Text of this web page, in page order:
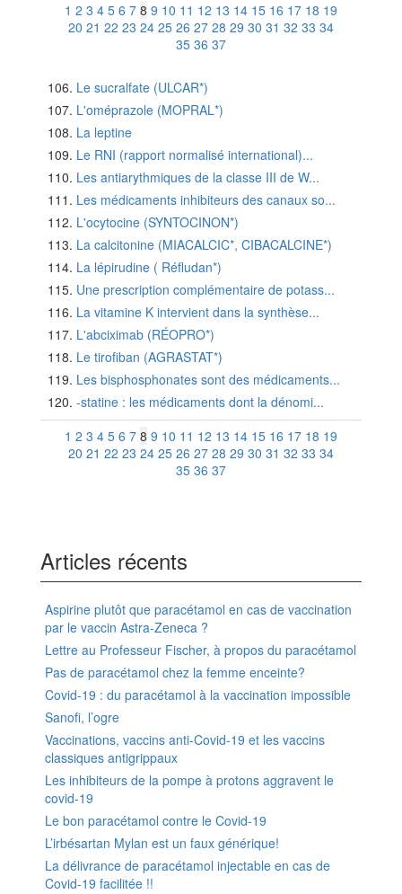
1 2 3 4 5 6 7 8 9 10 11 12 13 14 15 16 17 18 19
20 21 22 23 24 25 26 27 28 29 30 31 32 33 34
35 36 37
Le sucralfate (ULCAR*)
L'oméprazole (MOPRAL*)
La leptine
Le RNI (rapport normalisé international)...
Les antiarythmiques de la classe III de W...
Les médicaments inhibiteurs des canaux so...
L'ocytocine (SYNTOCINON*)
La calcitonine (MIACALCIC*, CIBACALCINE*)
La lépirudine ( Réfludan*)
Une prescription complémentaire de potass...
La vitamine K intervient dans la synthèse...
L'abciximab (RÉOPRO*)
Le tirofiban (AGRASTAT*)
Les bisphosphonates sont des médicaments...
-statine : les médicaments dont la dénomi...
1 2 3 4 5 6 7 8 9 10 11 12 13 14 15 16 17 18 19
20 21 22 23 24 25 26 27 28 29 30 31 32 33 34
35 36 37
Articles récents
Aspirine plutôt que paracétamol en cas de vaccination
par le vaccin Astra-Zeneca ?
Lettre au Professeur Fischer, à propos du paracétamol
Pas de paracétamol chez la femme enceinte?
Covid-19 : du paracétamol à la vaccination impossible
Sanofi, l’ogre
Vaccinations, vaccins anti-Covid-19 et les vaccins
classiques antigrippaux
Les inhibiteurs de la pompe à protons aggravent le
covid-19
Le bon paracétamol contre le Covid-19
L’irbésartan Mylan est un faux générique!
La délivrance de paracétamol injectable en cas de
Covid-19 facilitée !!